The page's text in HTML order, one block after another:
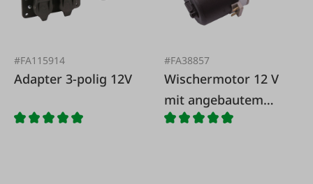
#FA115914
Adapter 3-polig 12V
#FA38857
Wischermotor 12 V
mit angebautem
Schalter - ohne